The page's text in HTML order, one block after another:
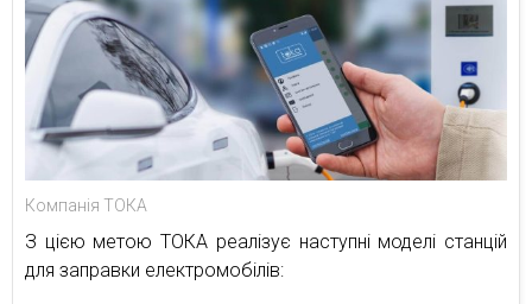
Компанія ТОКА
З цією метою ТОКА реалізує наступні моделі станцій
для заправки електромобілів: